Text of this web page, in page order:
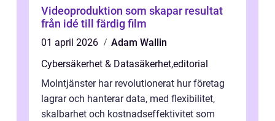
Videoproduktion som skapar resultat
från idé till färdig film
01 april 2026
Adam Wallin
Cybersäkerhet & Datasäkerhet,editorial
Molntjänster har revolutionerat hur företag
lagrar och hanterar data, med flexibilitet,
skalbarhet och kostnadseffektivitet som